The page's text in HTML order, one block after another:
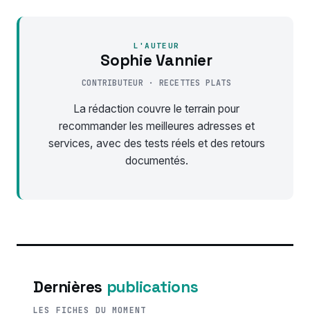
L'AUTEUR
Sophie Vannier
CONTRIBUTEUR · RECETTES PLATS
La rédaction couvre le terrain pour
recommander les meilleures adresses et
services, avec des tests réels et des retours
documentés.
Dernières publications
LES FICHES DU MOMENT